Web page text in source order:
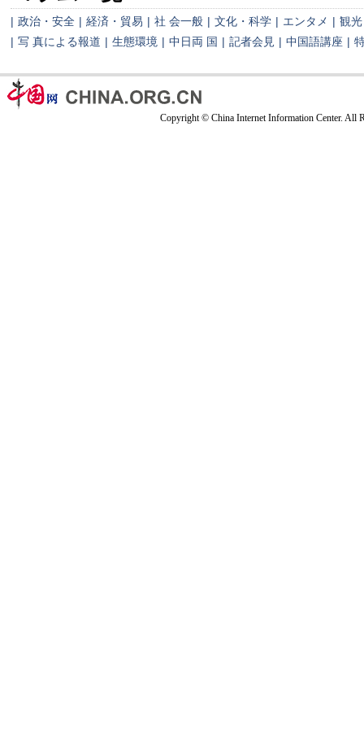
| 政治・安全 | 経済・貿易 | 社 会一般 | 文化・科学 | エンタメ | 観光
| 写 真による報道 | 生態環境 | 中日両 国 | 記者会見 | 中国語講座 |